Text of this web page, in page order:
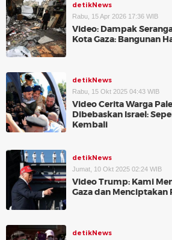
detikNews
Rabu, 15 Apr 2026 17:36 WIB
Video: Dampak
Kota Gaza: Bangunan
detikNews
Rabu, 15 Okt 2025 04:43 WIB
Video Cerita Warga
Dibebaskan Israel:
Kembali
detikNews
Jumat, 10 Okt 2025 02:24 WIB
Video Trump: Kami
Gaza dan Menciptakan
detikNews